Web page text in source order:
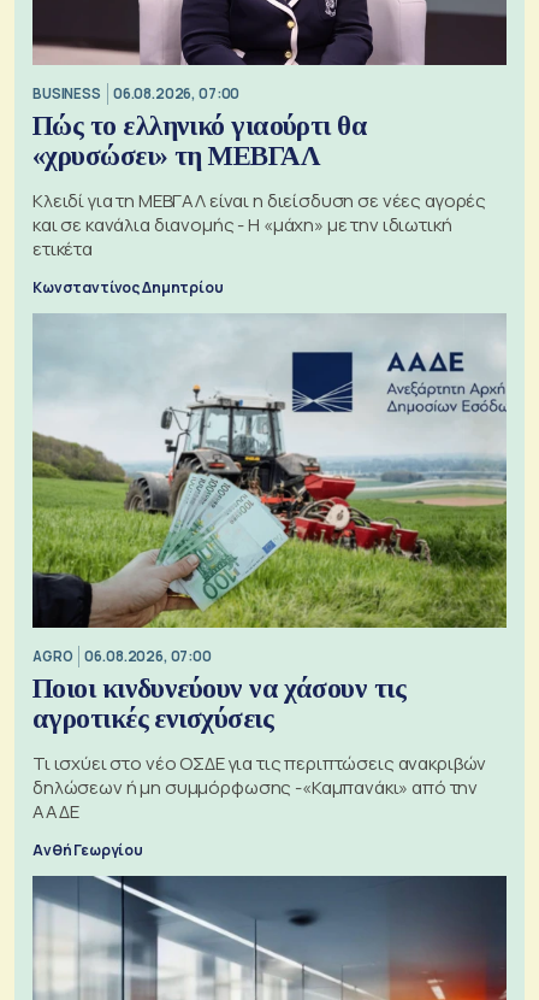
BUSINESS 06.08.2026, 07:00
Πώς το ελληνικό γιαούρτι θα
«χρυσώσει» τη ΜΕΒΓΑΛ
Κλειδί για τη ΜΕΒΓΑΛ είναι η διείσδυση σε νέες αγορές
και σε κανάλια διανομής - Η «μάχη» με την ιδιωτική
ετικέτα
Κωνσταντίνος Δημητρίου
AGRO 06.08.2026, 07:00
Ποιοι κινδυνεύουν να χάσουν τις
αγροτικές ενισχύσεις
Τι ισχύει στο νέο ΟΣΔΕ για τις περιπτώσεις ανακριβών
δηλώσεων ή μη συμμόρφωσης -«Καμπανάκι» από την
ΑΑΔΕ
Ανθή Γεωργίου